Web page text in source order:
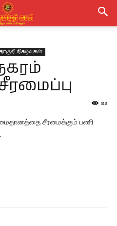
நிகழ்வுகள்
83
மைதானத்தை சீரமைக்கும் பணி